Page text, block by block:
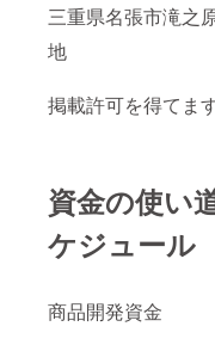
三重県名張市滝之
地
掲載許可を得てま
資金の使い
ケジュール
商品開発資金